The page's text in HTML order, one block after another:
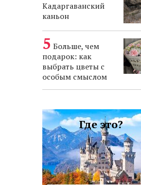
Кадаргаванский
каньон
Больше, чем
подарок: как
выбрать цветы с
особым смыслом
Где это?